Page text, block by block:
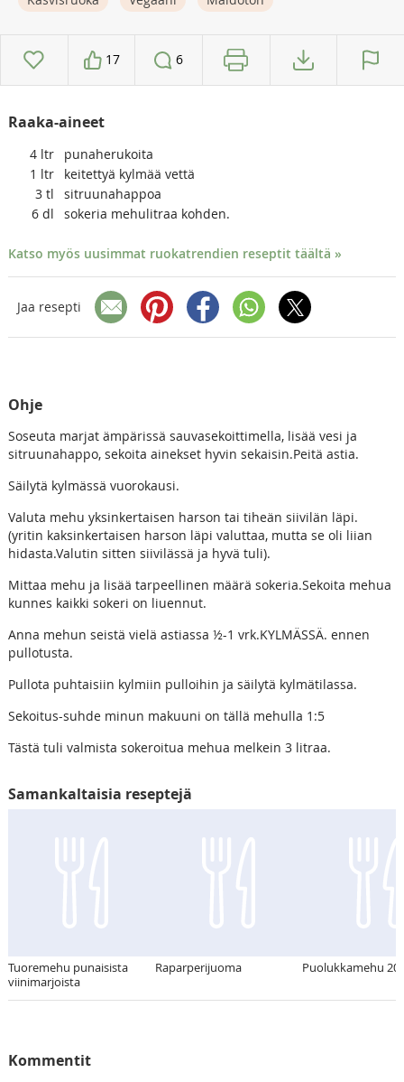
17 6
Raaka-aineet
4 ltr
punaherukoita
1 ltr
keitettyä kylmää vettä
3 tl
sitruunahappoa
6 dl sokeria mehulitraa kohden.
Katso myös uusimmat ruokatrendien reseptit täältä »
Jaa resepti
Ohje
Soseuta marjat ämpärissä sauvasekoittimella, lisää vesi ja
sitruunahappo, sekoita ainekset hyvin sekaisin.Peitä astia.
Säilytä kylmässä vuorokausi.
Valuta mehu yksinkertaisen harson tai tiheän siivilän läpi.
(yritin kaksinkertaisen harson läpi valuttaa, mutta se oli liian
hidasta.Valutin sitten siivilässä ja hyvä tuli).
Mittaa mehu ja lisää tarpeellinen määrä sokeria.Sekoita mehua
kunnes kaikki sokeri on liuennut.
Anna mehun seistä vielä astiassa ½-1 vrk.KYLMÄSSÄ. ennen
pullotusta.
Pullota puhtaisiin kylmiin pulloihin ja säilytä kylmätilassa.
Sekoitus-suhde minun makuuni on tällä mehulla 1:5
Tästä tuli valmista sokeroitua mehua melkein 3 litraa.
Samankaltaisia reseptejä
Tuoremehu punaisista
viinimarjoista
Raparperijuoma Puolukkamehu
Kommentit